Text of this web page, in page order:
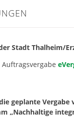
Stadt Thalheim/
geplante Vergabe
„Nachhaltige